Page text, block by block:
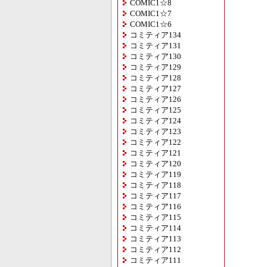
COMIC1☆8
COMIC1☆7
COMIC1☆6
コミティア134
コミティア131
コミティア130
コミティア129
コミティア128
コミティア127
コミティア126
コミティア125
コミティア124
コミティア123
コミティア122
コミティア121
コミティア120
コミティア119
コミティア118
コミティア117
コミティア116
コミティア115
コミティア114
コミティア113
コミティア112
コミティア111